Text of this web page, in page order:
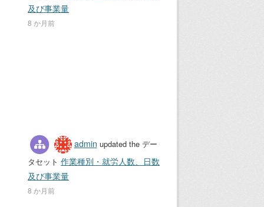
及び事業量
8 か月前
admin updated the デー
タセット作業種別・就労人数、日数
及び事業量
8 か月前